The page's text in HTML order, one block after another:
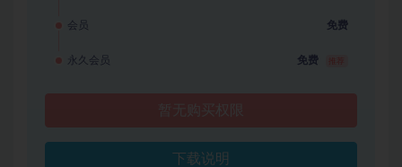
会员 免费
永久会员 免费
下载说明